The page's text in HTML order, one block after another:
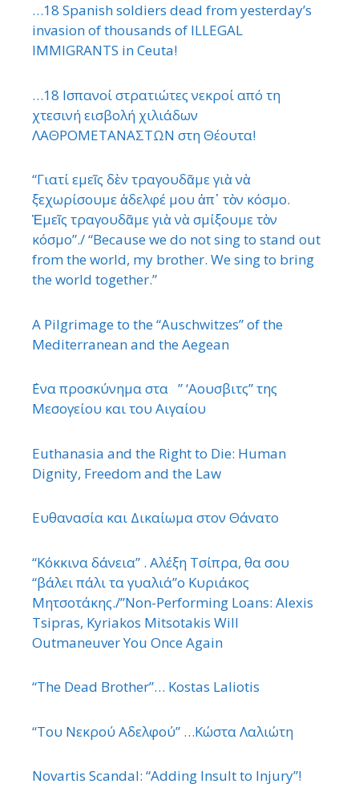
…18 Spanish soldiers dead from yesterday’s
invasion of thousands of ILLEGAL
IMMIGRANTS in Ceuta!
…18 Ισπανοί στρατιώτες νεκροί από τη
χτεσινή εισβολή χιλιάδων
ΛΑΘΡΟΜΕΤΑΝΑΣΤΩΝ στη Θέουτα!
“Γιατί εμεῖς δὲν τραγουδᾶμε γιὰ νὰ
ξεχωρίσουμε ἀδελφέ μου ἀπ᾿ τὸν κόσμο.
Ἐμεῖς τραγουδᾶμε γιὰ νὰ σμίξουμε τὸν
κόσμο”./ “Because we do not sing to stand out
from the world, my brother. We sing to bring
the world together.”
A Pilgrimage to the “Auschwitzes” of the
Mediterranean and the Aegean
΄Ενα προσκύνημα στα ” ‘Αουσβιτς” της
Μεσογείου και του Αιγαίου
Euthanasia and the Right to Die: Human
Dignity, Freedom and the Law
Ευθανασία και Δικαίωμα στον Θάνατο
“Κόκκινα δάνεια” . Αλέξη Τσίπρα, θα σου
“βάλει πάλι τα γυαλιά”ο Κυριάκος
Μητσοτάκης./”Non-Performing Loans: Alexis
Tsipras, Kyriakos Mitsotakis Will
Outmaneuver You Once Again
“The Dead Brother”… Kostas Laliotis
“Του Νεκρού Αδελφού” …Κώστα Λαλιώτη
Novartis Scandal: “Adding Insult to Injury”!